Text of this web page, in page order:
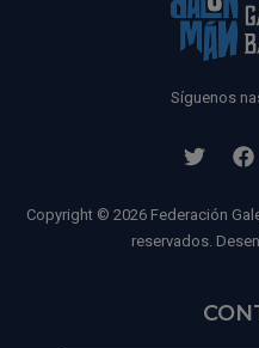
Síguenos
Copyright © 2026 Federación
reservados.